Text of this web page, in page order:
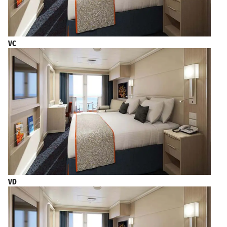
VC
VD